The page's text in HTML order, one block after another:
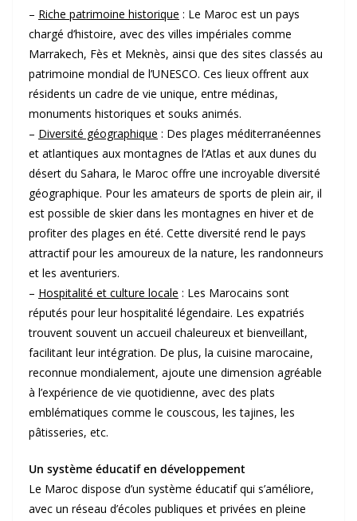
– Riche patrimoine historique : Le Maroc est un pays
chargé d’histoire, avec des villes impériales comme
Marrakech, Fès et Meknès, ainsi que des sites classés au
patrimoine mondial de l’UNESCO. Ces lieux offrent aux
résidents un cadre de vie unique, entre médinas,
monuments historiques et souks animés.
– Diversité géographique : Des plages méditerranéennes
et atlantiques aux montagnes de l’Atlas et aux dunes du
désert du Sahara, le Maroc offre une incroyable diversité
géographique. Pour les amateurs de sports de plein air, il
est possible de skier dans les montagnes en hiver et de
profiter des plages en été. Cette diversité rend le pays
attractif pour les amoureux de la nature, les randonneurs
et les aventuriers.
– Hospitalité et culture locale : Les Marocains sont
réputés pour leur hospitalité légendaire. Les expatriés
trouvent souvent un accueil chaleureux et bienveillant,
facilitant leur intégration. De plus, la cuisine marocaine,
reconnue mondialement, ajoute une dimension agréable
à l’expérience de vie quotidienne, avec des plats
emblématiques comme le couscous, les tajines, les
pâtisseries, etc.
Un système éducatif en développement
Le Maroc dispose d’un système éducatif qui s’améliore,
avec un réseau d’écoles publiques et privées en pleine